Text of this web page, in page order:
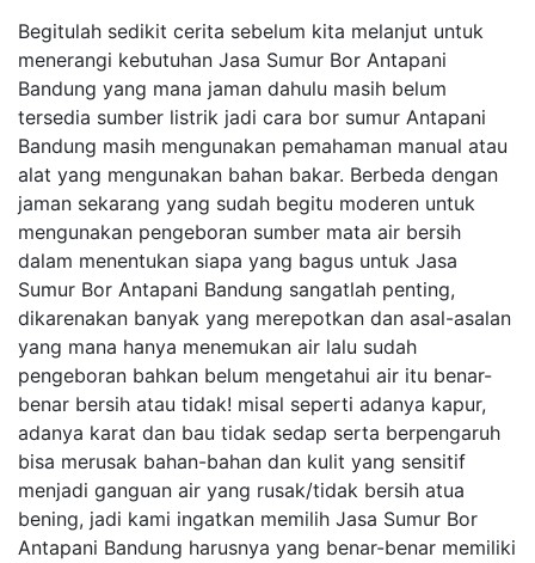
Begitulah sedikit cerita sebelum kita melanjut untuk
menerangi kebutuhan Jasa Sumur Bor Antapani
Bandung yang mana jaman dahulu masih belum
tersedia sumber listrik jadi cara bor sumur Antapani
Bandung masih mengunakan pemahaman manual atau
alat yang mengunakan bahan bakar. Berbeda dengan
jaman sekarang yang sudah begitu moderen untuk
mengunakan pengeboran sumber mata air bersih
dalam menentukan siapa yang bagus untuk Jasa
Sumur Bor Antapani Bandung sangatlah penting,
dikarenakan banyak yang merepotkan dan asal-asalan
yang mana hanya menemukan air lalu sudah
pengeboran bahkan belum mengetahui air itu benar-
benar bersih atau tidak! misal seperti adanya kapur,
adanya karat dan bau tidak sedap serta berpengaruh
bisa merusak bahan-bahan dan kulit yang sensitif
menjadi ganguan air yang rusak/tidak bersih atua
bening, jadi kami ingatkan memilih Jasa Sumur Bor
Antapani Bandung harusnya yang benar-benar memiliki